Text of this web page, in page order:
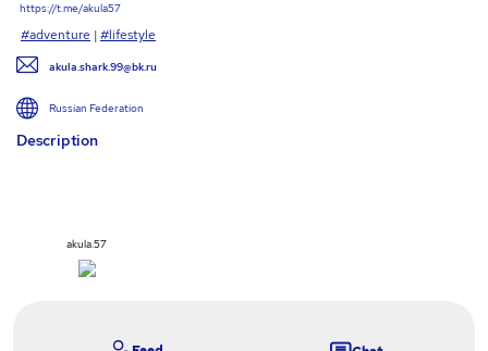
https://t.me/akula57
#adventure |#lifestyle
akula.shark.99@bk.ru
Russian Federation
Description
akula.57